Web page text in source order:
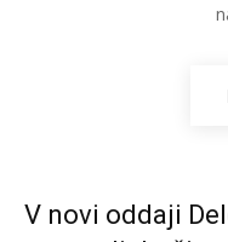
V novi oddaji